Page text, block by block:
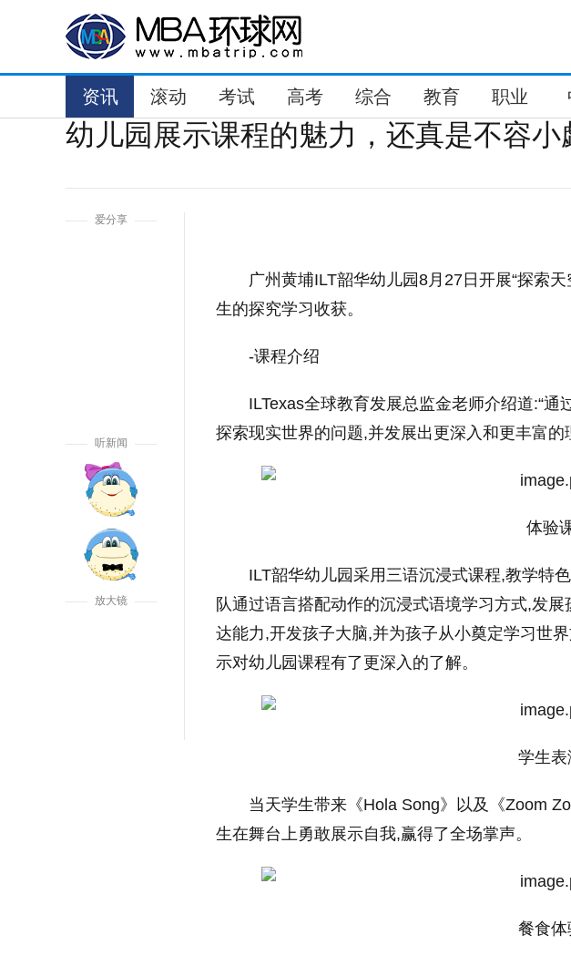
资讯 滚动 考试 高考 综合 教育 职业
幼儿园展示课程的魅力，还真是不容小
爱分享
听新闻
放大镜
广州黄埔ILT韶华幼儿园8月27日开展“探索
生的探究学习收获。
-课程介绍
ILTexas全球教育发展总监金老师介绍道:“
探索现实世界的问题,并发展出更深入和更丰富的
体验
ILT韶华幼儿园采用三语沉浸式课程,教学特
队通过语言搭配动作的沉浸式语境学习方式,发
达能力,开发孩子大脑,并为孩子从小奠定学习世
示对幼儿园课程有了更深入的了解。
学生表
当天学生带来《Hola Song》以及《Zoom
生在舞台上勇敢展示自我,赢得了全场掌声。
餐食体